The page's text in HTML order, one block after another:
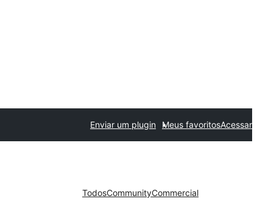
Enviar um plugin Meus favoritosAcessar
TodosCommunityCommercial